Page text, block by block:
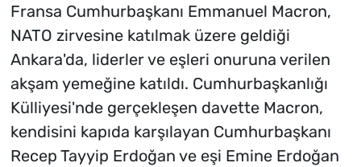
Fransa Cumhurbaşkanı Emmanuel Macron,
NATO zirvesine katılmak üzere geldiği
Ankara'da, liderler ve eşleri onuruna verilen
akşam yemeğine katıldı. Cumhurbaşkanlığı
Külliyesi'nde gerçekleşen davette Macron,
kendisini kapıda karşılayan Cumhurbaşkanı
Recep Tayyip Erdoğan ve eşi Emine Erdoğan